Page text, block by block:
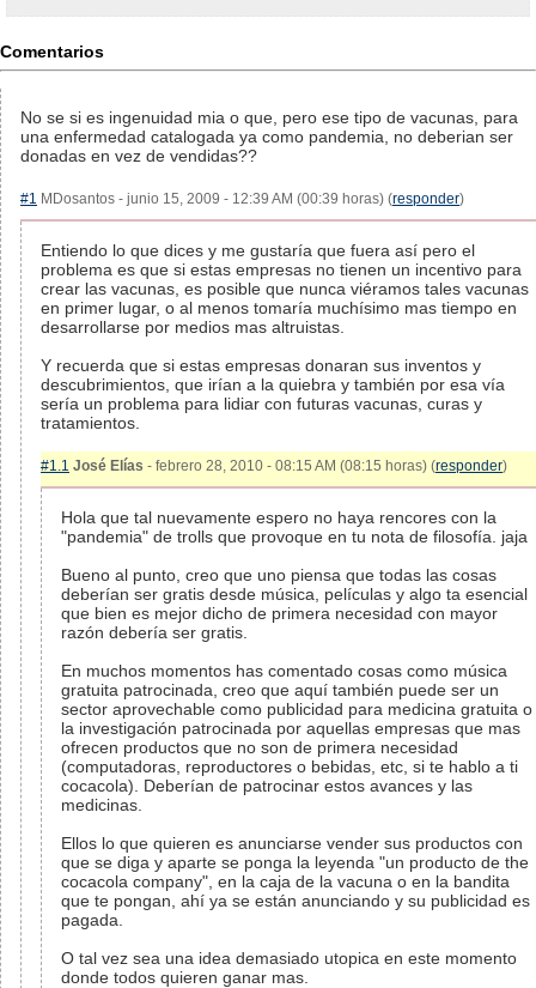
Comentarios
No se si es ingenuidad mia o que, pero ese tipo de vacunas, para
una enfermedad catalogada ya como pandemia, no deberian ser
donadas en vez de vendidas??
#1 MDosantos - junio 15, 2009 - 12:39 AM (00:39 horas) (responder)
Entiendo lo que dices y me gustaría que fuera así pero el
problema es que si estas empresas no tienen un incentivo para
crear las vacunas, es posible que nunca viéramos tales vacunas
en primer lugar, o al menos tomaría muchísimo mas tiempo en
desarrollarse por medios mas altruistas.
Y recuerda que si estas empresas donaran sus inventos y
descubrimientos, que irían a la quiebra y también por esa vía
sería un problema para lidiar con futuras vacunas, curas y
tratamientos.
#1.1 José Elías - febrero 28, 2010 - 08:15 AM (08:15 horas) (responder)
Hola que tal nuevamente espero no haya rencores con la
"pandemia" de trolls que provoque en tu nota de filosofía. jaja
Bueno al punto, creo que uno piensa que todas las cosas
deberían ser gratis desde música, películas y algo ta esencial
que bien es mejor dicho de primera necesidad con mayor
razón debería ser gratis.
En muchos momentos has comentado cosas como música
gratuita patrocinada, creo que aquí también puede ser un
sector aprovechable como publicidad para medicina gratuita o
la investigación patrocinada por aquellas empresas que mas
ofrecen productos que no son de primera necesidad
(computadoras, reproductores o bebidas, etc, si te hablo a ti
cocacola). Deberían de patrocinar estos avances y las
medicinas.
Ellos lo que quieren es anunciarse vender sus productos con
que se diga y aparte se ponga la leyenda "un producto de the
cocacola company", en la caja de la vacuna o en la bandita
que te pongan, ahí ya se están anunciando y su publicidad es
pagada.
O tal vez sea una idea demasiado utopica en este momento
donde todos quieren ganar mas.